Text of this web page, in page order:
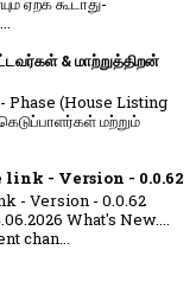
& மாற்றுத்திறன்
Phase (House Listing
மற்றும்
link - Version - 0.0.62
- Version - 0.0.62
What's New....
chan...